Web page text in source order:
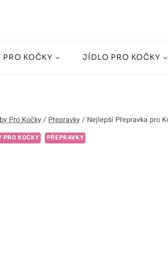
PRO KOČKY JÍDLO PRO KOČKY
Pro Kočky / Přepravky / Nejlepší Přepravka pro
PRO KOČKY PŘEPRAVKY